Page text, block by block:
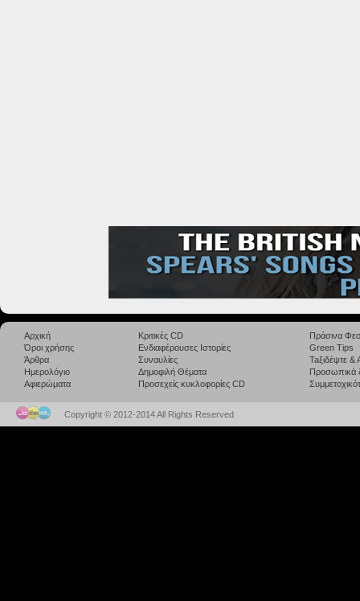
Αρχική
Όροι χρήσης
Άρθρα
Ημερολόγιο
Αφιερώματα
Κριτικές CD
Ενδιαφέρουσες Ιστορίες
Συναυλίες
Δημοφιλή Θέματα
Προσεχείς κυκλοφορίες CD
Πράσινα
Green Tips
Taξιδέψτε
Προσωπικά
Copyright © 2012-2014 All Rights Reserved